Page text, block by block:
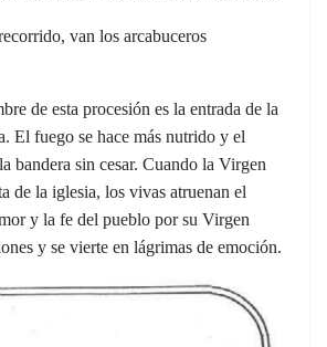
van los arcabuceros
de esta procesión es la entrada de la
El fuego se hace más nutrido y el
bandera sin cesar. Cuando la Virgen
de la iglesia, los vivas atruenan el
y la fe del pueblo por su Virgen
y se vierte en lágrimas de emoción.